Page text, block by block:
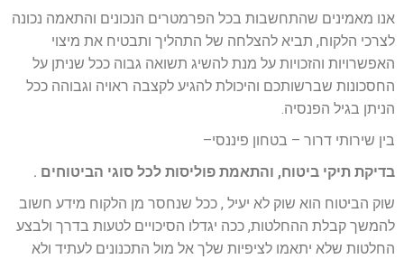
אנו מאמינים שהתחשבות בכל הפרמטרים הנכונים והתאמה נכונה
לצרכי הלקוח, תביא להצלחה של התהליך ותבטיח את מיצוי
האפשרויות והזכויות על מנת להשיג תשואה גבוה ככל שניתן על
החסכונות שברשותכם והיכולת להגיע לקצבה ראויה וגבוהה ככל
הניתן בגיל הפנסיה.
בין שירותי דרור – בטחון פיננסי–
בדיקת תיקי ביטוח, והתאמת פוליסות לכל סוגי הביטוחים .
שוק הביטוח הוא שוק לא יעיל , ככל שנחסר מן הלקוח מידע חשוב
להמשך קבלת ההחלטות, ככה יגדלו הסיכויים לטעות בדרך ולבצע
החלטות שלא יתאמו לציפיות שלך אל מול התכנונים לעתיד ולא